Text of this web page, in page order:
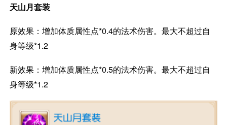
天山月套装
原效果：增加体质属性点*0.4的法术伤害。最大不超过自
身等级*1.2
新效果：增加体质属性点*0.5的法术伤害。最大不超过自
身等级*1.2